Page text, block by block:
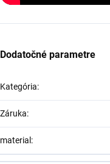
Dodatočné parametre
Kategória:
Záruka:
material: